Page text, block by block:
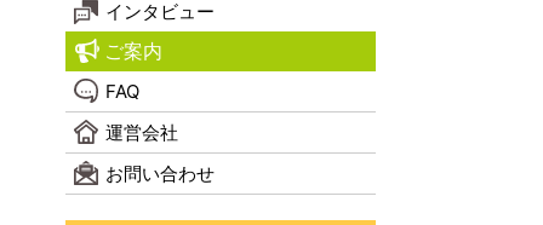
インタビュー
ご案内
FAQ
運営会社
お問い合わせ